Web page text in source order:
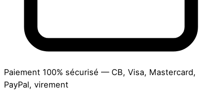
Paiement 100% sécurisé — CB, Visa, Mastercard,
PayPal, virement